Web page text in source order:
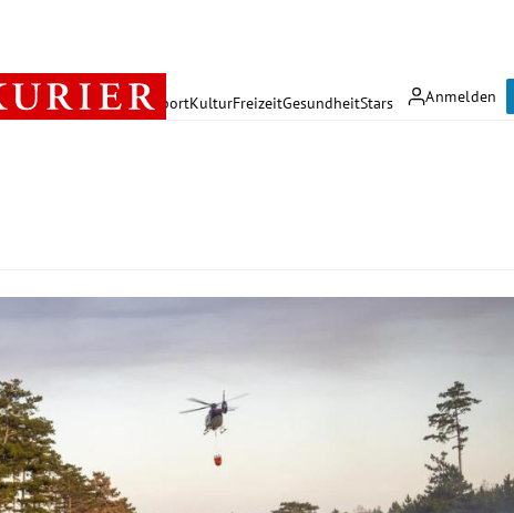
Anmelden
PolitikWirtschaft SportKulturFreizeitGesundheitStars